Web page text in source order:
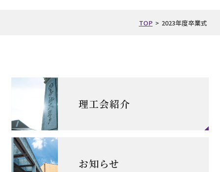
TOP > 2023年度卒業式
理工会紹介
お知らせ